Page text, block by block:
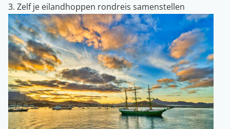
3. Zelf je eilandhoppen rondreis samenstellen